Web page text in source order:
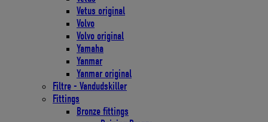
Vetus original
Volvo
Volvo original
Yamaha
Yanmar
Yanmar original
Filtre - Vandudskiller
Fittings
Bronze fittings